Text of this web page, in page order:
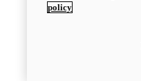
policy